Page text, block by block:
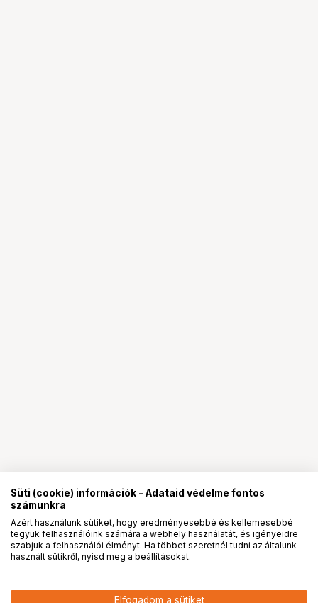
PROpartnerségek
Süti (cookie) információk - Adataid védelme fontos
számunkra
Azért használunk sütiket, hogy eredményesebbé és kellemesebbé
tegyük felhasználóink számára a webhely használatát, és igényeidre
szabjuk a felhasználói élményt. Ha többet szeretnél tudni az általunk
használt sütikről, nyisd meg a beállításokat.
Elfogadom a sütiket